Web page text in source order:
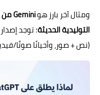
ومثال آخر بارز هو
التوليدية الحديثة؛ توجد
(نص + صور، وأحيانًا صوتًا/